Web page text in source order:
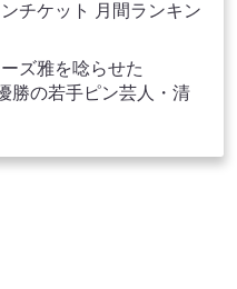
チケット 月間ランキン
ズ雅を唸らせた
勝の若手ピン芸人・清